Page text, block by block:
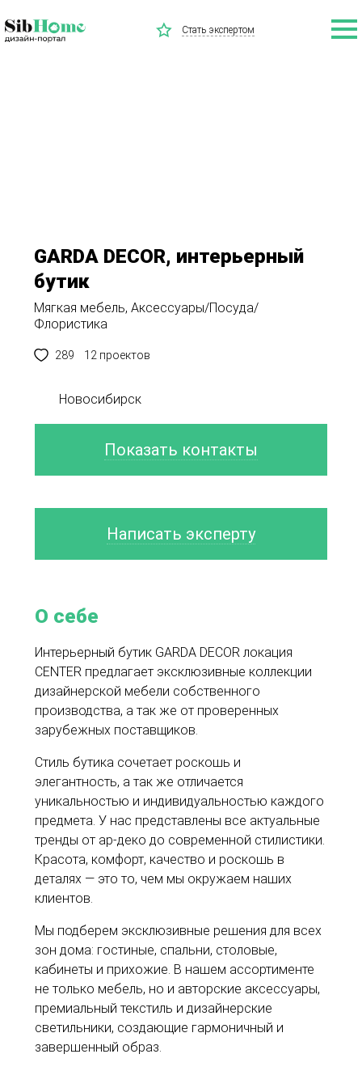
Стать экспертом
GARDA DECOR, интерьерный
бутик
Мягкая мебель, Аксессуары/Посуда/
Флористика
289 12 проектов
О себе
Интерьерный бутик GARDA DECOR локация
CENTER предлагает эксклюзивные коллекции
дизайнерской мебели собственного
производства, а так же от проверенных
зарубежных поставщиков.
Стиль бутика сочетает роскошь и
элегантность, а так же отличается
уникальностью и индивидуальностью каждого
предмета. У нас представлены все актуальные
тренды от ар-деко до современной стилистики.
Красота, комфорт, качество и роскошь в
деталях — это то, чем мы окружаем наших
клиентов.
Мы подберем эксклюзивные решения для всех
зон дома: гостиные, спальни, столовые,
кабинеты и прихожие. В нашем ассортименте
не только мебель, но и авторские аксессуары,
премиальный текстиль и дизайнерские
светильники, создающие гармоничный и
завершенный образ.
Новосибирск
Показать контакты
Написать эксперту